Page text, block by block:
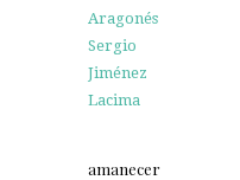
Aragonés
Sergio
Jiménez
Lacima
amanecer